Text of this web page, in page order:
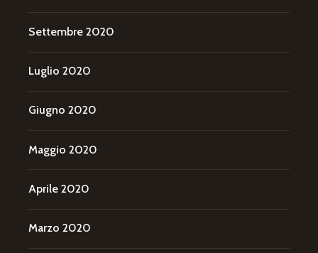
Settembre 2020
Luglio 2020
Giugno 2020
Maggio 2020
Aprile 2020
Marzo 2020